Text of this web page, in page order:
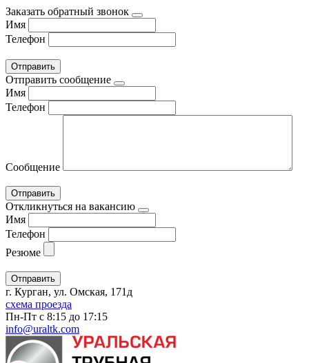
Заказать обратный звонок
Имя
Телефон
Отправить сообщение
Имя
Телефон
Сообщение
Откликнуться на вакансию
Имя
Телефон
Резюме
г. Курган, ул. Омская, 171д
схема проезда
Пн-Пт с 8:15 до 17:15
info@uraltk.com